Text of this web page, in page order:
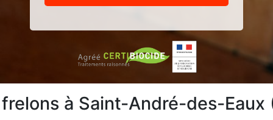
à Saint-André-des-Eaux